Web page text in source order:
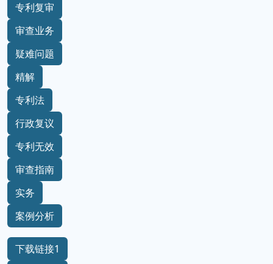
专利复审
审查业务
疑难问题
精解
专利法
行政复议
专利无效
审查指南
实务
案例分析
下载链接1